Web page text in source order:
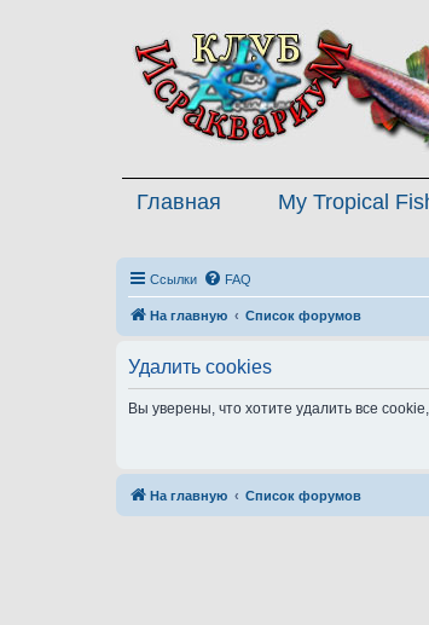
Главная My Tropical
Ссылки FAQ
На главную Список форумов
Удалить cookies
Вы уверены, что хотите удалить все
На главную Список форумов